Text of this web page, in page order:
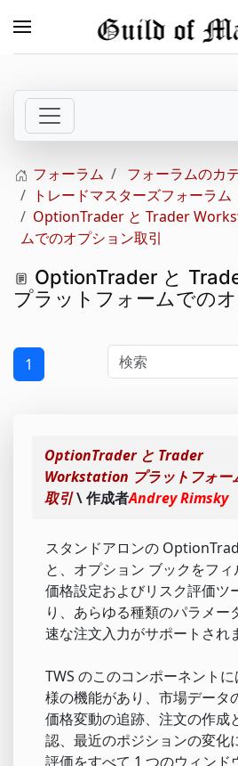
メインコンテンツへスキップ
フォーラム
フォーラムのカ
トレードマスターズフォーラム
OptionTrader と Trader
ムでのオプション取引
OptionTrader と
プラットフォームでの
1
OptionTrader と Trader
Workstation プラットフォー
取引\ 作成者Andrey Rimsky
スタンドアロンの
と、オプション ブックをフィ
価格設定およびリスク評価ツ
り、あらゆる種類のパラメー
速な注文入力がサポートされ
TWS のこのコンポーネント
様の機能があり、市場データ
価格変動の追跡、注文の作成
認、最近のポジションの変化
評価をすべて 1 つのウィンド